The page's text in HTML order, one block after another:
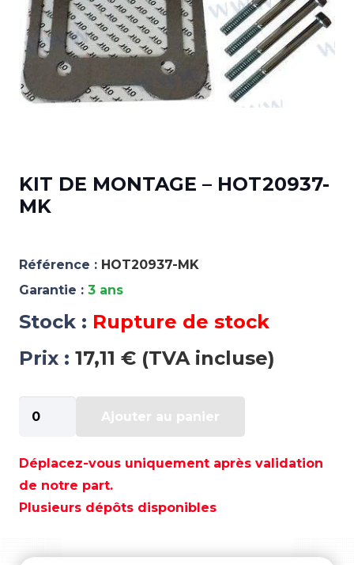
KIT DE MONTAGE – HOT20937-
MK
Référence : HOT20937-MK
Garantie : 3 ans
Stock : Rupture de stock
Prix : 17,11 € (TVA incluse)
de
DE
MONTAGE
-
Ajouter au panier
Déplacez-vous uniquement après validation
de notre part.
Plusieurs dépôts disponibles